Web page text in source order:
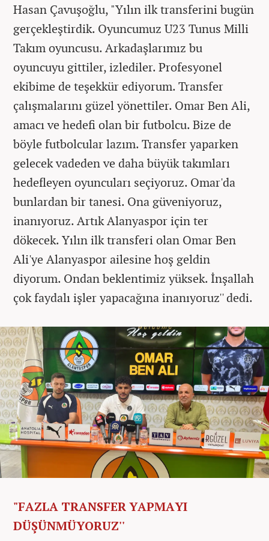
Hasan Çavuşoğlu, "Yılın ilk transferini bugün
gerçekleştirdik. Oyuncumuz U23 Tunus Milli
Takım oyuncusu. Arkadaşlarımız bu
oyuncuyu gittiler, izlediler. Profesyonel
ekibime de teşekkür ediyorum. Transfer
çalışmalarını güzel yönettiler. Omar Ben Ali,
amacı ve hedefi olan bir futbolcu. Bize de
böyle futbolcular lazım. Transfer yaparken
gelecek vadeden ve daha büyük takımları
hedefleyen oyuncuları seçiyoruz. Omar'da
bunlardan bir tanesi. Ona güveniyoruz,
inanıyoruz. Artık Alanyaspor için ter
dökecek. Yılın ilk transferi olan Omar Ben
Ali'ye Alanyaspor ailesine hoş geldin
diyorum. Ondan beklentimiz yüksek. İnşallah
çok faydalı işler yapacağına inanıyoruz'' dedi.
"FAZLA TRANSFER YAPMAYI
DÜŞÜNMÜYORUZ''